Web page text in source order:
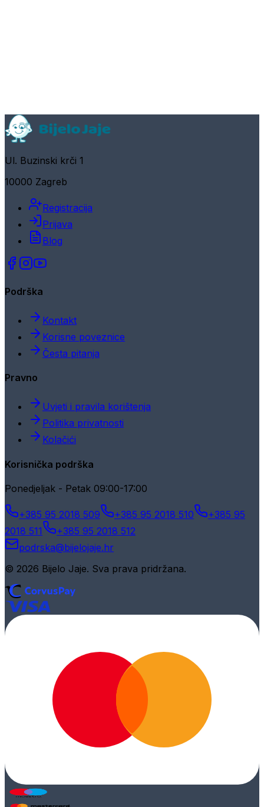
Ul. Buzinski krči 1
10000 Zagreb
Registracija
Prijava
Blog
Podrška
Kontakt
Korisne poveznice
Česta pitanja
Pravno
Uvjeti i pravila korištenja
Politika privatnosti
Kolačići
Korisnička podrška
Ponedjeljak - Petak 09:00-17:00
+385 95 2018 509 +385 95 2018 510
+385 95
2018 511
+385 95 2018 512
podrska@bijelojaje.hr
© 2026 Bijelo Jaje. Sva prava pridržana.